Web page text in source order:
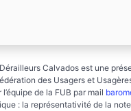
Calvados est une
des Usagers et
de la FUB par mail
: la représentativité de la